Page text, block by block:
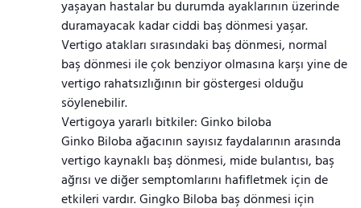
yaşayan hastalar bu durumda ayaklarının üzerinde
duramayacak kadar ciddi baş dönmesi yaşar.
Vertigo atakları sırasındaki baş dönmesi, normal
baş dönmesi ile çok benziyor olmasına karşı yine de
vertigo rahatsızlığının bir göstergesi olduğu
söylenebilir.
Vertigoya yararlı bitkiler: Ginko biloba
Ginko Biloba ağacının sayısız faydalarının arasında
vertigo kaynaklı baş dönmesi, mide bulantısı, baş
ağrısı ve diğer semptomlarını hafifletmek için de
etkileri vardır. Gingko Biloba baş dönmesi için